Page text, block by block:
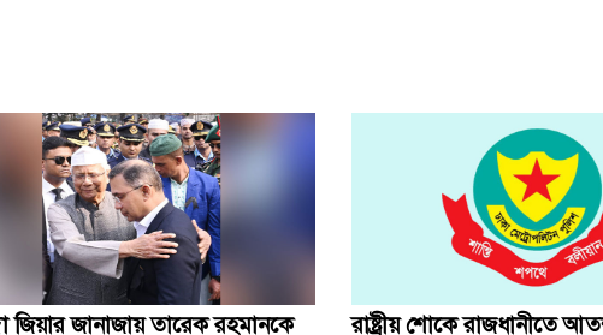
জিয়ার জানাজায় তারেক রহমানকে রাষ্ট্রীয় শোকে রাজধানীতে